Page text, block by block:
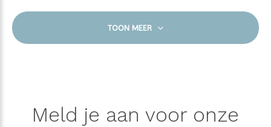
TOON MEER
Meld je aan voor onze